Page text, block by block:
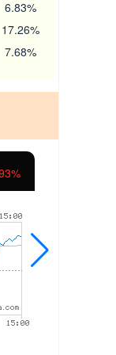
6.83%
17.26%
7.68%